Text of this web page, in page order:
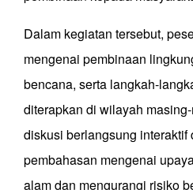
Dalam kegiatan tersebut,
mengenai pembinaan
bencana, serta langkah-
diterapkan di wilayah
diskusi berlangsung interaktif
pembahasan mengenai
alam dan mengurangi risiko